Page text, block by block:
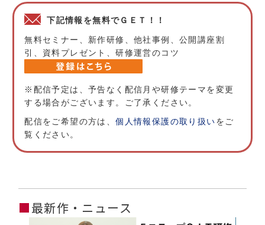
下記情報を無料でＧＥＴ！！
無料セミナー、新作研修、他社事例、公開講座割
引、資料プレゼント、研修運営のコツ
※配信予定は、予告なく配信月や研修テーマを変更
する場合がございます。ご了承ください。
配信をご希望の方は、個人情報保護の取り扱いをご
覧ください。
■最新作・ニュース